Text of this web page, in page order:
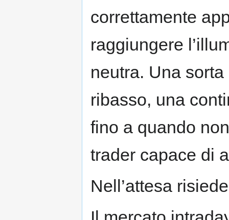
correttamente
raggiungere
neutra. Una
ribasso, una
fino a quando
trader capace di
Nell’attesa